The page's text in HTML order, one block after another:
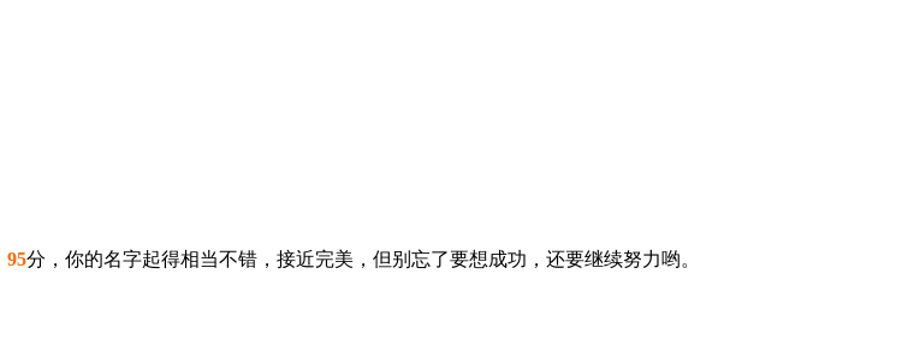
95分，你的名字起得相当不错，接近完美，但别忘了要想成功，还要继续努力哟。